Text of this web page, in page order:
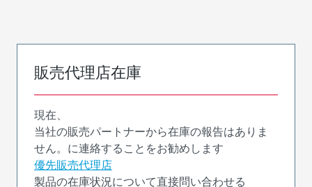
販売代理店在庫
現在、
当社の販売パートナーから在庫の報告はありま
せん。に連絡することをお勧めします
優先販売代理店
製品の在庫状況について直接問い合わせる